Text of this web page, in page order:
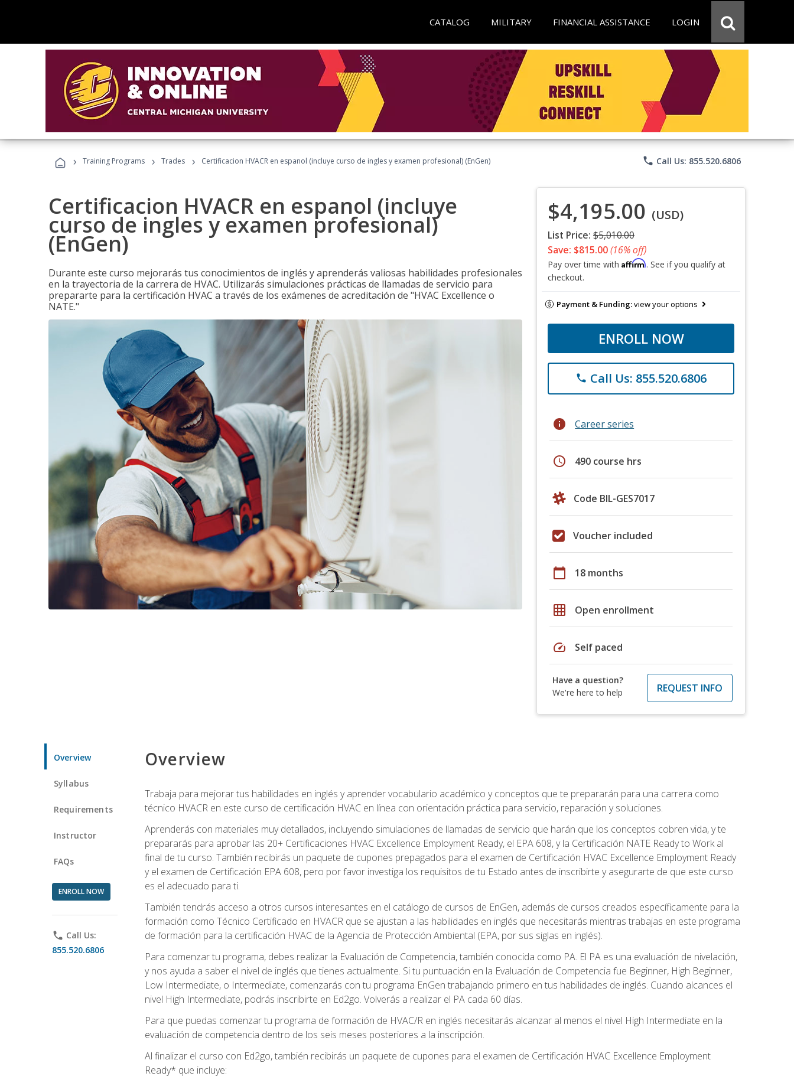
CATALOG MILITARY FINANCIAL ASSISTANCE LOGIN
› Training Programs › Trades › Certificacion HVACR en espanol (incluye curso de ingles y examen profesional) (EnGen) phone Call Us: 855.520.6806
Certificacion HVACR en espanol (incluye
curso de ingles y examen profesional)
(EnGen)
Durante este curso mejorarás tus conocimientos de inglés y aprenderás valiosas habilidades profesionales
en la trayectoria de la carrera de HVAC. Utilizarás simulaciones prácticas de llamadas de servicio para
prepararte para la certificación HVAC a través de los exámenes de acreditación de "HVAC Excellence o
NATE."
$4,195.00 (USD)
List Price: $5,010.00
Save: $815.00(16% off)
Pay over time with Affirm. See if you qualify at
checkout.
Payment & Funding:view your options
ENROLL NOW
phone Call Us: 855.520.6806
info Career series
schedule 490 course hrs
Code BIL-GES7017
Voucher included
calendar_today 18 months
grid_on Open enrollment
speed Self paced
Have a question?
We're here to help
REQUEST INFO
Overview
Syllabus
Requirements
Instructor
FAQs
ENROLL NOW
phone Call Us:
855.520.6806
Overview
Trabaja para mejorar tus habilidades en inglés y aprender vocabulario académico y conceptos que te prepararán para una carrera como
técnico HVACR en este curso de certificación HVAC en línea con orientación práctica para servicio, reparación y soluciones.
Aprenderás con materiales muy detallados, incluyendo simulaciones de llamadas de servicio que harán que los conceptos cobren vida, y te
prepararás para aprobar las 20+ Certificaciones HVAC Excellence Employment Ready, el EPA 608, y la Certificación NATE Ready to Work al
final de tu curso. También recibirás un paquete de cupones prepagados para el examen de Certificación HVAC Excellence Employment Ready
y el examen de Certificación EPA 608, pero por favor investiga los requisitos de tu Estado antes de inscribirte y asegurarte de que este curso
es el adecuado para ti.
También tendrás acceso a otros cursos interesantes en el catálogo de cursos de EnGen, además de cursos creados específicamente para la
formación como Técnico Certificado en HVACR que se ajustan a las habilidades en inglés que necesitarás mientras trabajas en este programa
de formación para la certificación HVAC de la Agencia de Protección Ambiental (EPA, por sus siglas en inglés).
Para comenzar tu programa, debes realizar la Evaluación de Competencia, también conocida como PA. El PA es una evaluación de nivelación,
y nos ayuda a saber el nivel de inglés que tienes actualmente. Si tu puntuación en la Evaluación de Competencia fue Beginner, High Beginner,
Low Intermediate, o Intermediate, comenzarás con tu programa EnGen trabajando primero en tus habilidades de inglés. Cuando alcances el
nivel High Intermediate, podrás inscribirte en Ed2go. Volverás a realizar el PA cada 60 días.
Para que puedas comenzar tu programa de formación de HVAC/R en inglés necesitarás alcanzar al menos el nivel High Intermediate en la
evaluación de competencia dentro de los seis meses posteriores a la inscripción.
Al finalizar el curso con Ed2go, también recibirás un paquete de cupones para el examen de Certificación HVAC Excellence Employment
Ready* que incluye: